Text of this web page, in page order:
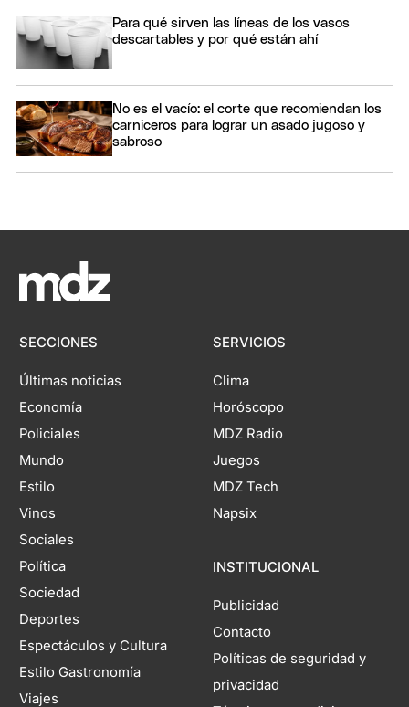
Para qué sirven las líneas de los vasos
descartables y por qué están ahí
No es el vacío: el corte que recomiendan los
carniceros para lograr un asado jugoso y
sabroso
SECCIONES
Últimas noticias
Economía
Policiales
Mundo
Estilo
Vinos
Sociales
Política
Sociedad
Deportes
Espectáculos y Cultura
Estilo Gastronomía
Viajes
SERVICIOS
Clima
Horóscopo
MDZ Radio
Juegos
MDZ Tech
Napsix
INSTITUCIONAL
Publicidad
Contacto
Políticas de seguridad y
privacidad